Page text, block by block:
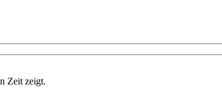
Zeit zeigt.